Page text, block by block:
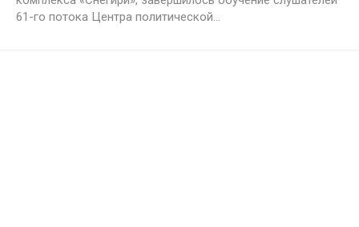
61-го потока Центра политической...